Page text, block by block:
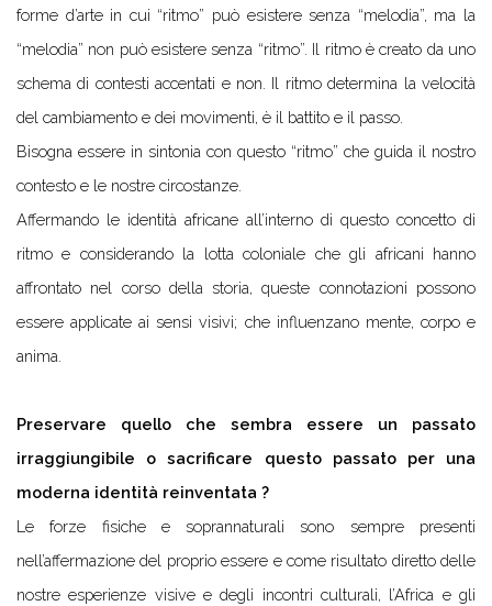
forme d’arte in cui “ritmo” può esistere senza “melodia”, ma la
“melodia” non può esistere senza “ritmo”. Il ritmo è creato da uno
schema di contesti accentati e non. Il ritmo determina la velocità
del cambiamento e dei movimenti, è il battito e il passo.
Bisogna essere in sintonia con questo “ritmo” che guida il nostro
contesto e le nostre circostanze.
Affermando le identità africane all’interno di questo concetto di
ritmo e considerando la lotta coloniale che gli africani hanno
affrontato nel corso della storia, queste connotazioni possono
essere applicate ai sensi visivi; che influenzano mente, corpo e
anima.
Preservare quello che sembra essere un passato
irraggiungibile o sacrificare questo passato per una
moderna identità reinventata ?
Le forze fisiche e soprannaturali sono sempre presenti
nell’affermazione del proprio essere e come risultato diretto delle
nostre esperienze visive e degli incontri culturali, l’Africa e gli